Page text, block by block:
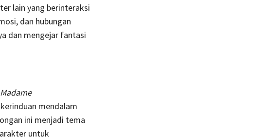
lain yang berinteraksi
dan hubungan
dan mengejar fantasi
Madame
mendalam
ini menjadi tema
untuk